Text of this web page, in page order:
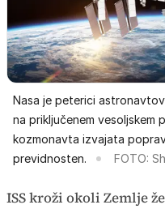
Nasa je peterici
na priključenem vesoljskem
kozmonavta izvajata
previdnosten.
FOTO:
ISS kroži okoli Zemlje